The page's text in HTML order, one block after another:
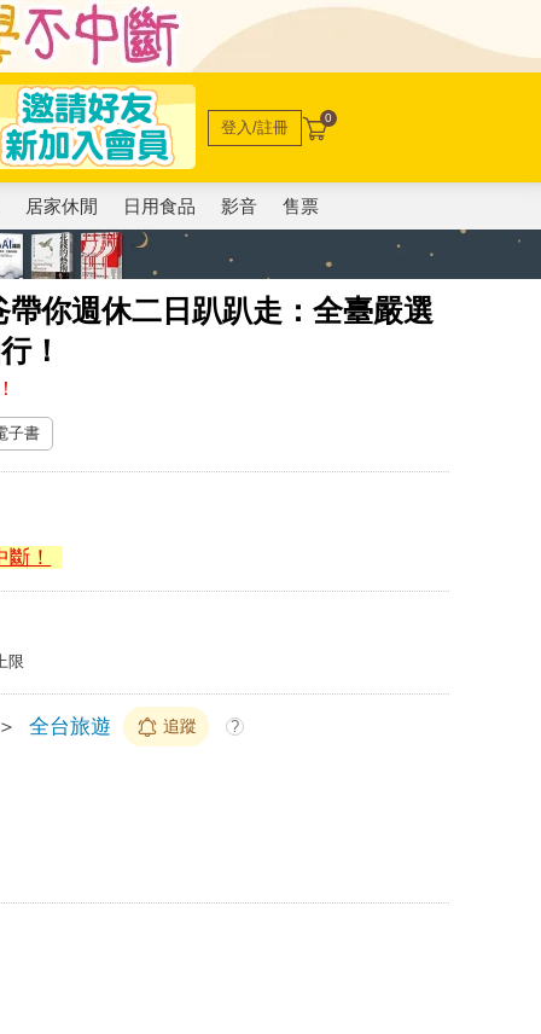
登入/註冊 0
居家休閒 日用食品 影音 售票
帶你週休二日趴趴走：全臺嚴選
！
子書
！
限
＞ 全台旅遊 追蹤 ?